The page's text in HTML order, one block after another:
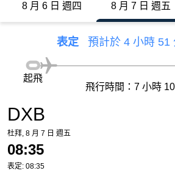
8 月 6 日 週四 8 月 7 日 週五
表定 預計於 4 小時 51
DXB
杜拜, 8 月 7 日 週五
08:35
表定: 08:35
起飛
飛行時間：7 小時